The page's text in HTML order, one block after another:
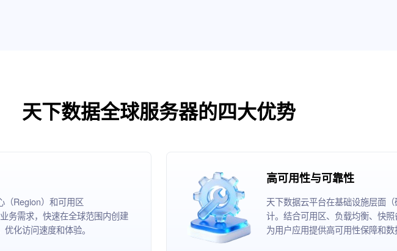
天下数据全球服务器的四大优势
（Region）和可用区
务需求，快速在全球范围内创建
化访问速度和体验。
高可用性与可靠性
天下数据云平台在基础设施层面
计。结合可用区、负载均衡、快
为用户应用提供高可用性保障和数